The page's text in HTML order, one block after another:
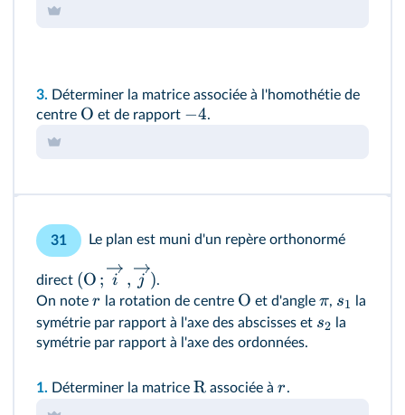
3. Déterminer la matrice associée à l'homothétie de
centre O et de rapport −4.
31 Le plan est muni d'un repère orthonormé
direct (O ; i , j ).
On note r la rotation de centre O et d'angle π, s1
la
symétrie par rapport à l'axe des abscisses et s2 la
symétrie par rapport à l'axe des ordonnées.
1. Déterminer la matrice R associée à r.